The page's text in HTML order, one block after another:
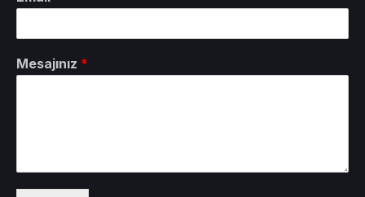
Mesajınız *